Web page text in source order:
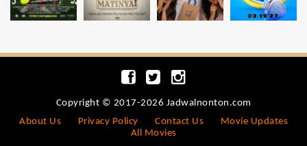
Copyright © 2017-2026 Jadwalnonton.com
About Us
Privacy Policy Contact Us
Movie Updates
All Movies